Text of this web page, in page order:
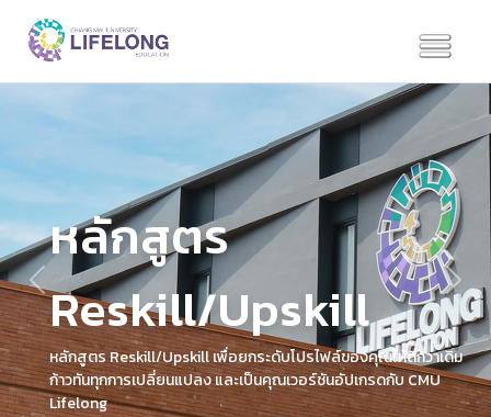
หลักสูตร
Reskill/Upskill
หลักสูตร Reskill/Upskill เพื่อยกระดับโปรไฟล์ของคุณให้ดีกว่าเดิม
ก้าวทันทุกการเปลี่ยนแปลง และเป็นคุณเวอร์ชันอัปเกรดกับ CMU
Lifelong
Previous Next